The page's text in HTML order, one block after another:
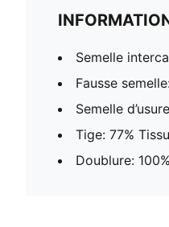
Semelle
Fausse
Semelle
Tige: 77%
Doublure: